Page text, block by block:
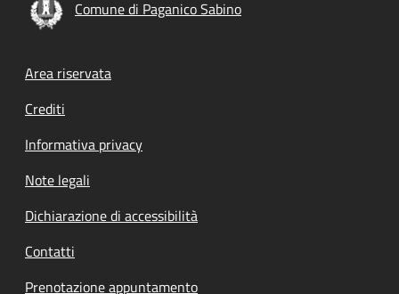
Comune di Paganico Sabino
Footer menu
Area riservata
Crediti
Informativa privacy
Note legali
Dichiarazione di accessibilità
Contatti
Prenotazione appuntamento